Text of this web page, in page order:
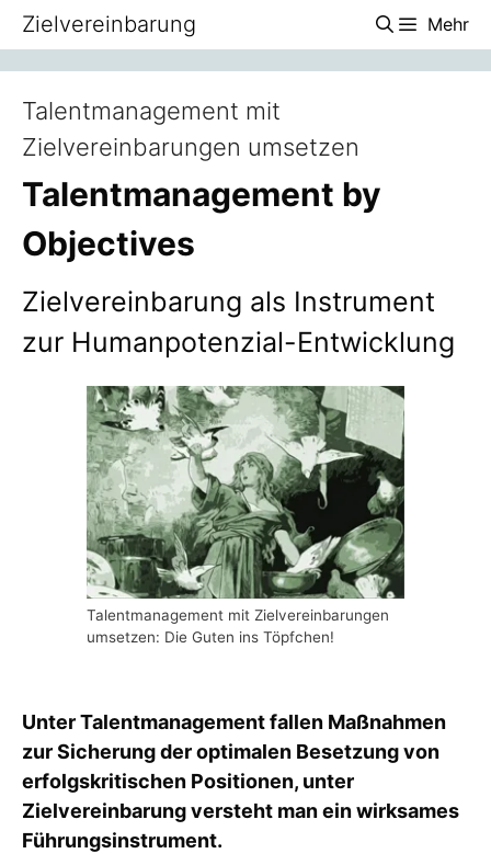
Zum
springen
Zielvereinbarung Mehr
Talentmanagement mit
Zielvereinbarungen umsetzen
Talentmanagement by
Objectives
Zielvereinbarung als Instrument
zur Humanpotenzial-Entwicklung
Talentmanagement mit Zielvereinbarungen
umsetzen: Die Guten ins Töpfchen!
Unter Talentmanagement fallen Maßnahmen
zur Sicherung der optimalen Besetzung von
erfolgskritischen Positionen, unter
Zielvereinbarung versteht man ein wirksames
Führungsinstrument.